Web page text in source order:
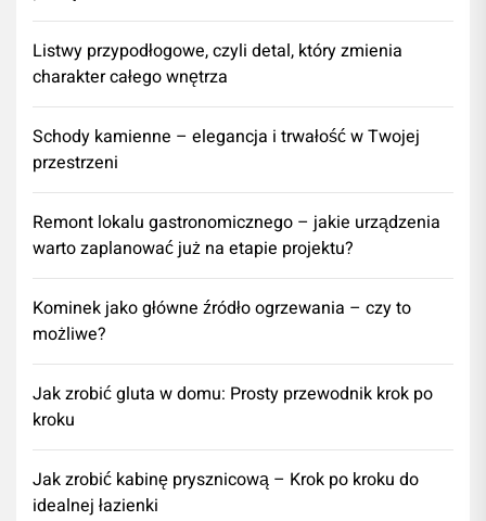
Listwy przypodłogowe, czyli detal, który zmienia
charakter całego wnętrza
Schody kamienne – elegancja i trwałość w Twojej
przestrzeni
​Remont lokalu gastronomicznego – jakie urządzenia
warto zaplanować już na etapie projektu?
Kominek jako główne źródło ogrzewania – czy to
możliwe?
Jak zrobić gluta w domu: Prosty przewodnik krok po
kroku
Jak zrobić kabinę prysznicową – Krok po kroku do
idealnej łazienki